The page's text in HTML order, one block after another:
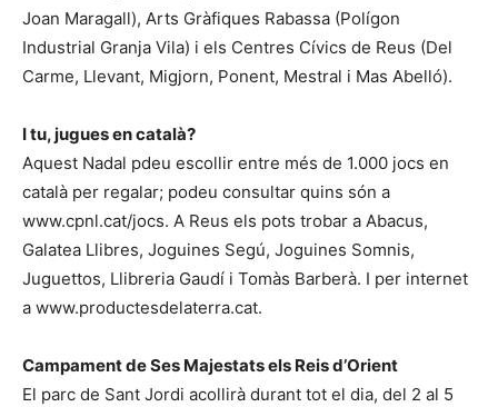
Joan Maragall), Arts Gràfiques Rabassa (Polígon
Industrial Granja Vila) i els Centres Cívics de Reus (Del
Carme, Llevant, Migjorn, Ponent, Mestral i Mas Abelló).
I tu, jugues en català?
Aquest Nadal pdeu escollir entre més de 1.000 jocs en
català per regalar; podeu consultar quins són a
www.cpnl.cat/jocs. A Reus els pots trobar a Abacus,
Galatea Llibres, Joguines Segú, Joguines Somnis,
Juguettos, Llibreria Gaudí i Tomàs Barberà. I per internet
a www.productesdelaterra.cat.
Campament de Ses Majestats els Reis d’Orient
El parc de Sant Jordi acollirà durant tot el dia, del 2 al 5